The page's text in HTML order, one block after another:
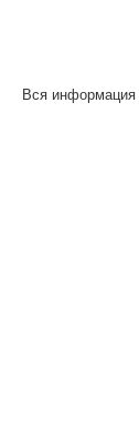
Вся информация